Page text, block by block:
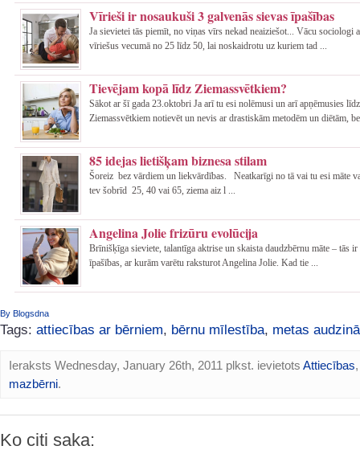
Vīrieši ir nosaukuši 3 galvenās sievas īpašības
Ja sievietei tās piemīt, no viņas vīrs nekad neaiziešot... Vācu sociologi
vīriešus vecumā no 25 līdz 50, lai noskaidrotu uz kuriem tad ...
Tievējam kopā līdz Ziemassvētkiem?
Sākot ar šī gada 23.oktobri Ja arī tu esi nolēmusi un arī apņēmusies līdz
Ziemassvētkiem notievēt un nevis ar drastiskām metodēm un diētām,
85 idejas lietišķam biznesa stilam
Šoreiz bez vārdiem un liekvārdības. Neatkarīgi no tā vai tu esi māte
tev šobrīd 25, 40 vai 65, ziema aiz l ...
Angelina Jolie frizūru evolūcija
Brīnišķīga sieviete, talantīga aktrise un skaista daudzbērnu māte – tās ir
īpašības, ar kurām varētu raksturot Angelina Jolie. Kad tie ...
By Blogsdna
Tags: attiecības ar bērniem, bērnu mīlestība, metas
Ieraksts Wednesday, January 26th, 2011 plkst. ievietots Attiecības
mazbērni.
Ko citi saka: